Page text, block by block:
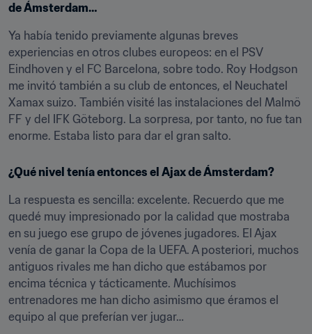
de Ámsterdam…
Ya había tenido previamente algunas breves
experiencias en otros clubes europeos: en el PSV
Eindhoven y el FC Barcelona, sobre todo. Roy Hodgson
me invitó también a su club de entonces, el Neuchatel
Xamax suizo. También visité las instalaciones del Malmö
FF y del IFK Göteborg. La sorpresa, por tanto, no fue tan
enorme. Estaba listo para dar el gran salto.
¿Qué nivel tenía entonces el Ajax de Ámsterdam?
La respuesta es sencilla: excelente. Recuerdo que me
quedé muy impresionado por la calidad que mostraba
en su juego ese grupo de jóvenes jugadores. El Ajax
venía de ganar la Copa de la UEFA. A posteriori, muchos
antiguos rivales me han dicho que estábamos por
encima técnica y tácticamente. Muchísimos
entrenadores me han dicho asimismo que éramos el
equipo al que preferían ver jugar…